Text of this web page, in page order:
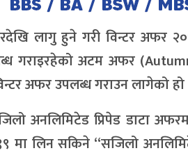
लागु हुने गरी विन्टर अफर
गराइरहेको अटम अफर
अफर उपलब्ध गराउन लागेको हो
अनलिमिटेड प्रिपेड डाटा
लिन सकिने “सजिलो